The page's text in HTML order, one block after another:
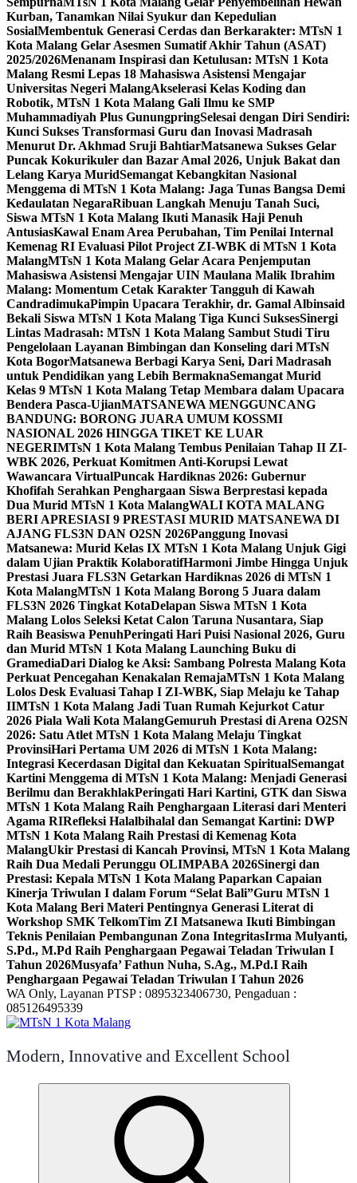
Kurban, Tanamkan Nilai Syukur dan Kepedulian
SosialMembentuk Generasi Cerdas dan Berkarakter: MTsN 1
Kota Malang Gelar Asesmen Sumatif Akhir Tahun (ASAT)
2025/2026Menanam Inspirasi dan Ketulusan: MTsN 1 Kota
Malang Resmi Lepas 18 Mahasiswa Asistensi Mengajar
Universitas Negeri MalangAkselerasi Kelas Koding dan
Robotik, MTsN 1 Kota Malang Gali Ilmu ke SMP
Muhammadiyah Plus GunungpringSelesai dengan Diri Sendiri:
Kunci Sukses Transformasi Guru dan Inovasi Madrasah
Menurut Dr. Akhmad Sruji BahtiarMatsanewa Sukses Gelar
Puncak Kokurikuler dan Bazar Amal 2026, Unjuk Bakat dan
Lelang Karya MuridSemangat Kebangkitan Nasional
Menggema di MTsN 1 Kota Malang: Jaga Tunas Bangsa Demi
Kedaulatan NegaraRibuan Langkah Menuju Tanah Suci,
Siswa MTsN 1 Kota Malang Ikuti Manasik Haji Penuh
AntusiasKawal Enam Area Perubahan, Tim Penilai Internal
Kemenag RI Evaluasi Pilot Project ZI-WBK di MTsN 1 Kota
MalangMTsN 1 Kota Malang Gelar Acara Penjemputan
Mahasiswa Asistensi Mengajar UIN Maulana Malik Ibrahim
Malang: Momentum Cetak Karakter Tangguh di Kawah
CandradimukaPimpin Upacara Terakhir, dr. Gamal Albinsaid
Bekali Siswa MTsN 1 Kota Malang Tiga Kunci SuksesSinergi
Lintas Madrasah: MTsN 1 Kota Malang Sambut Studi Tiru
Pengelolaan Layanan Bimbingan dan Konseling dari MTsN
Kota BogorMatsanewa Berbagi Karya Seni, Dari Madrasah
untuk Pendidikan yang Lebih BermaknaSemangat Murid
Kelas 9 MTsN 1 Kota Malang Tetap Membara dalam Upacara
Bendera Pasca-UjianMATSANEWA MENGGUNCANG
BANDUNG: BORONG JUARA UMUM KOSSMI
NASIONAL 2026 HINGGA TIKET KE LUAR
NEGERIMTsN 1 Kota Malang Tembus Penilaian Tahap II ZI-
WBK 2026, Perkuat Komitmen Anti-Korupsi Lewat
Wawancara VirtualPuncak Hardiknas 2026: Gubernur
Khofifah Serahkan Penghargaan Siswa Berprestasi kepada
Dua Murid MTsN 1 Kota MalangWALI KOTA MALANG
BERI APRESIASI 9 PRESTASI MURID MATSANEWA DI
AJANG FLS3N DAN O2SN 2026Panggung Inovasi
Matsanewa: Murid Kelas IX MTsN 1 Kota Malang Unjuk Gigi
dalam Ujian Praktik KolaboratifHarmoni Jimbe Hingga Unjuk
Prestasi Juara FLS3N Getarkan Hardiknas 2026 di MTsN 1
Kota MalangMTsN 1 Kota Malang Borong 5 Juara dalam
FLS3N 2026 Tingkat KotaDelapan Siswa MTsN 1 Kota
Malang Lolos Seleksi Ketat Calon Taruna Nusantara, Siap
Raih Beasiswa PenuhPeringati Hari Puisi Nasional 2026, Guru
dan Murid MTsN 1 Kota Malang Launching Buku di
GramediaDari Dialog ke Aksi: Sambang Polresta Malang Kota
Perkuat Pencegahan Kenakalan RemajaMTsN 1 Kota Malang
Lolos Desk Evaluasi Tahap I ZI-WBK, Siap Melaju ke Tahap
IIMTsN 1 Kota Malang Jadi Tuan Rumah Kejurkot Catur
2026 Piala Wali Kota MalangGemuruh Prestasi di Arena O2SN
2026: Satu Atlet MTsN 1 Kota Malang Melaju Tingkat
ProvinsiHari Pertama UM 2026 di MTsN 1 Kota Malang:
Integrasi Kecerdasan Digital dan Kekuatan SpiritualSemangat
Kartini Menggema di MTsN 1 Kota Malang: Menjadi Generasi
Berilmu dan BerakhlakPeringati Hari Kartini, GTK dan Siswa
MTsN 1 Kota Malang Raih Penghargaan Literasi dari Menteri
Agama RIRefleksi Halalbihalal dan Semangat Kartini: DWP
MTsN 1 Kota Malang Raih Prestasi di Kemenag Kota
MalangUkir Prestasi di Kancah Provinsi, MTsN 1 Kota Malang
Raih Dua Medali Perunggu OLIMPABA 2026Sinergi dan
Prestasi: Kepala MTsN 1 Kota Malang Paparkan Capaian
Kinerja Triwulan I dalam Forum “Selat Bali”Guru MTsN 1
Kota Malang Beri Materi Pentingnya Generasi Literat di
Workshop SMK TelkomTim ZI Matsanewa Ikuti Bimbingan
Teknis Penilaian Pembangunan Zona IntegritasIrma Mulyanti,
S.Pd., M.Pd Raih Penghargaan Pegawai Teladan Triwulan I
Tahun 2026Musyafa’ Fathun Nuha, S.Ag., M.Pd.I Raih
Penghargaan Pegawai Teladan Triwulan I Tahun 2026
WA Only, Layanan PTSP : 0895323406730, Pengaduan :
085126495339
Modern, Innovative and Excellent School